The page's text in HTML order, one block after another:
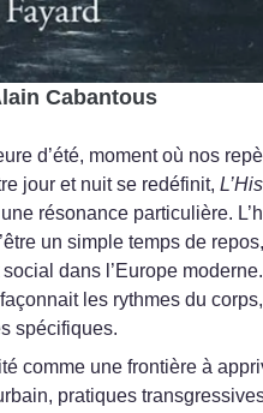
Cabantous
d’été, moment où nos
jour et nuit se redéfinit,
résonance particulière.
un simple temps de
dans l’Europe
les rythmes du
spécifiques.
comme une frontière à
pratiques